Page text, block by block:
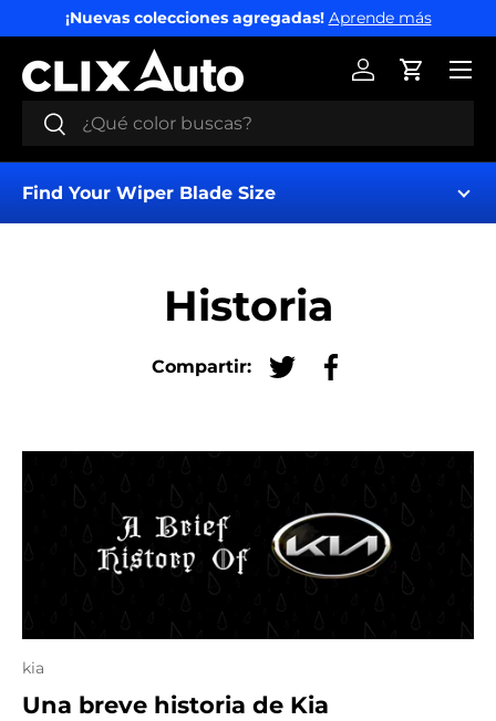
IR AL CONTENIDO
¡Nuevas colecciones agregadas! Aprende más
Buscar
Buscar
Iniciar sesión
Carrito
Menú
Find Your Wiper Blade Size
Historia
Compartir:
Tuitear en Twitter
Compartir en
kia
Una breve historia de Kia